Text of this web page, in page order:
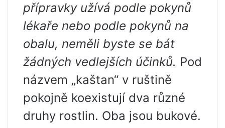
přípravky užívá podle pokynů
lékaře nebo podle pokynů na
obalu, neměli byste se bát
žádných vedlejších účinků. Pod
názvem „kaštan“ v ruštině
pokojně koexistují dva různé
druhy rostlin. Oba jsou bukové.